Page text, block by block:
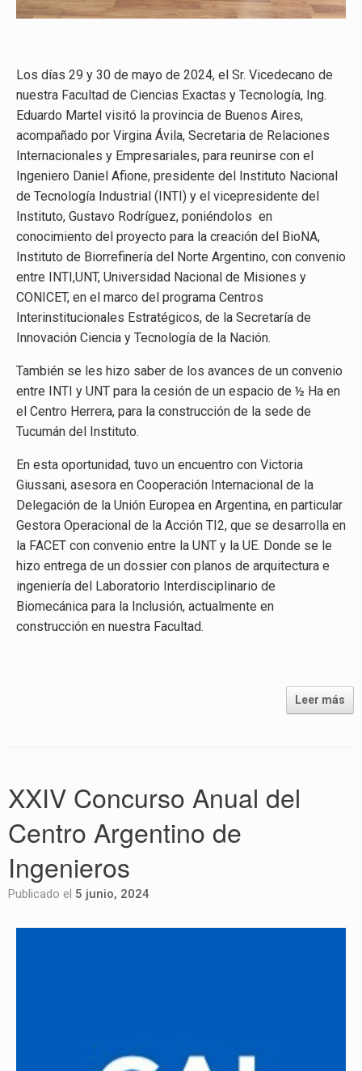
Los días 29 y 30 de mayo de 2024, el Sr. Vicedecano de
nuestra Facultad de Ciencias Exactas y Tecnología, Ing.
Eduardo Martel visitó la provincia de Buenos Aires,
acompañado por Virgina Ávila, Secretaria de Relaciones
Internacionales y Empresariales, para reunirse con el
Ingeniero Daniel Afione, presidente del Instituto Nacional
de Tecnología Industrial (INTI) y el vicepresidente del
Instituto, Gustavo Rodríguez, poniéndolos en
conocimiento del proyecto para la creación del BioNA,
Instituto de Biorrefinería del Norte Argentino, con convenio
entre INTI,UNT, Universidad Nacional de Misiones y
CONICET, en el marco del programa Centros
Interinstitucionales Estratégicos, de la Secretaría de
Innovación Ciencia y Tecnología de la Nación.
También se les hizo saber de los avances de un convenio
entre INTI y UNT para la cesión de un espacio de ½ Ha en
el Centro Herrera, para la construcción de la sede de
Tucumán del Instituto.
En esta oportunidad, tuvo un encuentro con Victoria
Giussani, asesora en Cooperación Internacional de la
Delegación de la Unión Europea en Argentina, en particular
Gestora Operacional de la Acción TI2, que se desarrolla en
la FACET con convenio entre la UNT y la UE. Donde se le
hizo entrega de un dossier con planos de arquitectura e
ingeniería del Laboratorio Interdisciplinario de
Biomecánica para la Inclusión, actualmente en
construcción en nuestra Facultad.
Leer más
XXIV Concurso Anual del
Centro Argentino de
Ingenieros
Publicado el 5 junio, 2024